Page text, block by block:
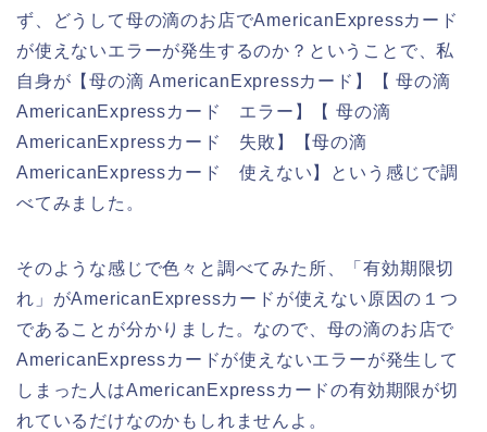
ず、どうして母の滴のお店でAmericanExpressカード
が使えないエラーが発生するのか？ということで、私
自身が【母の滴 AmericanExpressカード】【 母の滴
AmericanExpressカード エラー】【 母の滴
AmericanExpressカード 失敗】【母の滴
AmericanExpressカード 使えない】という感じで調
べてみました。
そのような感じで色々と調べてみた所、「有効期限切
れ」がAmericanExpressカードが使えない原因の１つ
であることが分かりました。なので、母の滴のお店で
AmericanExpressカードが使えないエラーが発生して
しまった人はAmericanExpressカードの有効期限が切
れているだけなのかもしれませんよ。